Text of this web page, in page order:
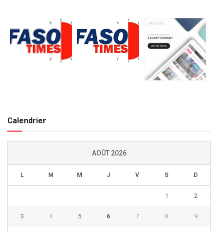
Calendrier
AOÛT 2026
L M M J V S D
1 2
3 4 5 6 7 8 9